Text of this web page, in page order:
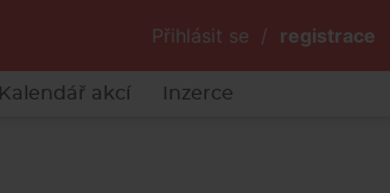
Přihlásit se / registrace
Kalendář akcí Inzerce